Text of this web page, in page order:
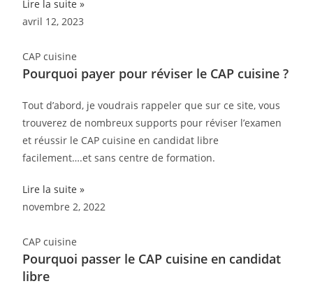
Lire la suite »
avril 12, 2023
CAP cuisine
Pourquoi payer pour réviser le CAP cuisine ?
Tout d’abord, je voudrais rappeler que sur ce site, vous
trouverez de nombreux supports pour réviser l’examen
et réussir le CAP cuisine en candidat libre
facilement….et sans centre de formation.
Lire la suite »
novembre 2, 2022
CAP cuisine
Pourquoi passer le CAP cuisine en candidat
libre